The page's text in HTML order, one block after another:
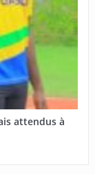
attendus à